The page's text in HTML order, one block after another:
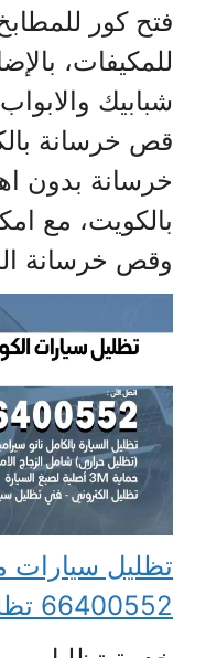
فتح كور
للمكيفات،
شبابيك
قص خرسانة
خرسانة بدون
بالكويت، مع
وقص خرسانة
تظليل سيارات
66400552 تظليل سيارة عازل حراري